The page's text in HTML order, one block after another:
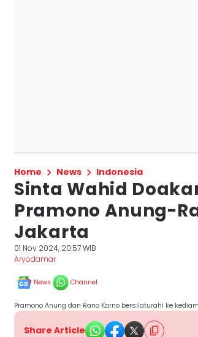
Home News Indonesia
Sinta Wahid
Pramono Anung-
Jakarta
01 Nov 2024, 20:57 WIB
Aryodamar
News Channel
Pramono Anung dan Rano Karno bersilaturahi ke
Share Article